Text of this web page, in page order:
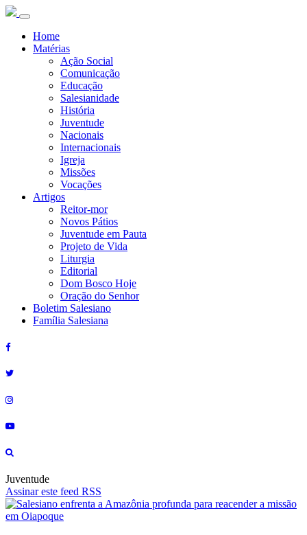
Home
Matérias
Ação Social
Comunicação
Educação
Salesianidade
História
Juventude
Nacionais
Internacionais
Igreja
Missões
Vocações
Artigos
Reitor-mor
Novos Pátios
Juventude em Pauta
Projeto de Vida
Liturgia
Editorial
Dom Bosco Hoje
Oração do Senhor
Boletim Salesiano
Família Salesiana
Juventude
Assinar este feed RSS